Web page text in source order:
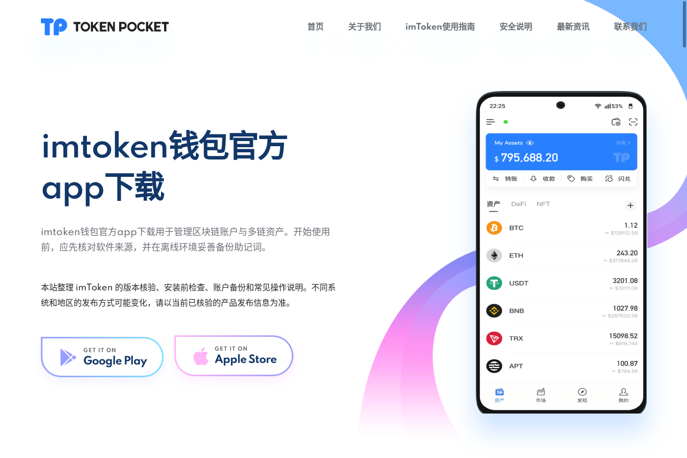
首页 关于我们 imToken使用指南 安全说明 最新资讯 联系我们
imtoken钱包官方
app下载
imtoken钱包官方app下载用于管理区块链账户与多链资产。开始使用
前，应先核对软件来源，并在离线环境妥善备份助记词。
本站整理 imToken 的版本核验、安装前检查、账户备份和常见操作说明。不同系
统和地区的发布方式可能变化，请以当前已核验的产品发布信息为准。
GET IT ON
Google Play
GET IT ON
Apple Store